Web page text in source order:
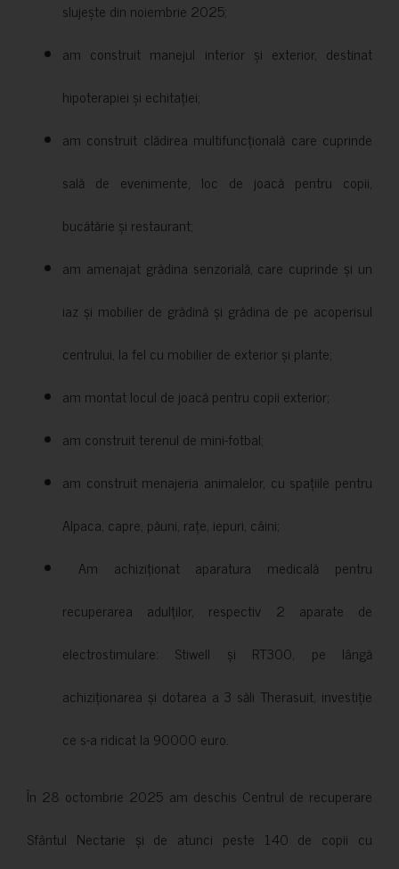
slujește din noiembrie 2025;
am construit manejul interior și exterior, destinat
hipoterapiei și echitației;
am construit clădirea multifuncțională care cuprinde
sală de evenimente, loc de joacă pentru copii,
bucătărie și restaurant;
am amenajat grădina senzorială, care cuprinde și un
iaz și mobilier de grădină și grădina de pe acoperisul
centrului, la fel cu mobilier de exterior și plante;
am montat locul de joacă pentru copii exterior;
am construit terenul de mini-fotbal;
am construit menajeria animalelor, cu spațiile pentru
Alpaca, capre, păuni, rațe, iepuri, câini;
Am achiziționat aparatura medicală pentru
recuperarea adulților, respectiv 2 aparate de
electrostimulare: Stiwell și RT300, pe lângă
achiziționarea și dotarea a 3 săli Therasuit, investiție
ce s-a ridicat la 90000 euro.
În 28 octombrie 2025 am deschis Centrul de recuperare
Sfântul Nectarie și de atunci peste 140 de copii cu